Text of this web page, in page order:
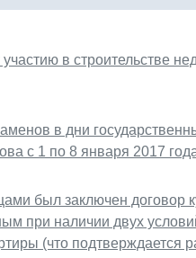
в строительстве
в дни
с 1 по 8 января 2017
был заключен договор
при наличии двух
(что подтверждается